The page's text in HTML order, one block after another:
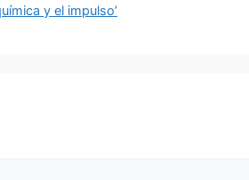
y el impulso’